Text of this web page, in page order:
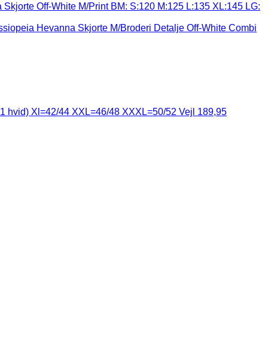
Off-White M/Print BM: S:120 M:125 L:135 XL:145 LG:
Hevanna Skjorte M/Broderi Detalje Off-White Combi
hvid) Xl=42/44 XXL=46/48 XXXL=50/52 Vejl 189,95